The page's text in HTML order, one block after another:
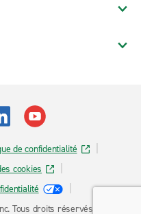
de confidentialité
cookies
Tous droits réservés